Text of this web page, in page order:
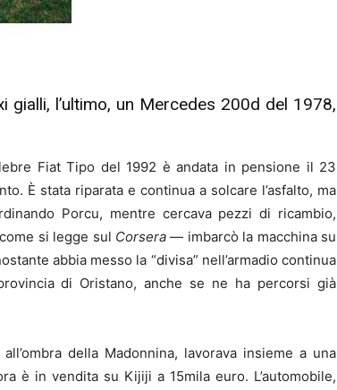
l’ultimo, un Mercedes 200d del 1978,
Fiat Tipo del 1992 è andata in pensione il 23
È stata riparata e continua a solcare l’asfalto, ma
Porcu, mentre cercava pezzi di ricambio,
si legge sul Corsera — imbarcò la macchina su
abbia messo la “divisa” nell’armadio continua
di Oristano, anche se ne ha percorsi già
della Madonnina, lavorava insieme a una
è in vendita su Kijiji a 15mila euro. L’automobile,